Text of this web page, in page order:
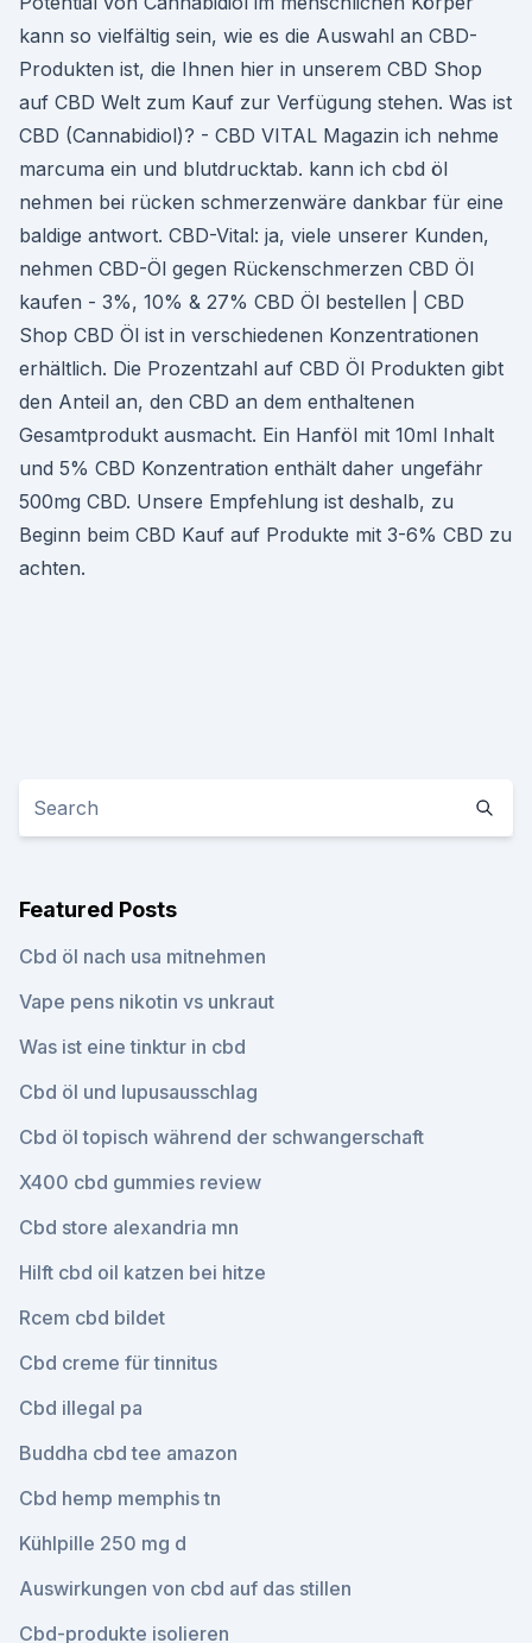
kann so vielfältig sein, wie es die Auswahl an CBD-
Produkten ist, die Ihnen hier in unserem CBD Shop
auf CBD Welt zum Kauf zur Verfügung stehen. Was ist
CBD (Cannabidiol)? - CBD VITAL Magazin ich nehme
marcuma ein und blutdrucktab. kann ich cbd öl
nehmen bei rücken schmerzenwäre dankbar für eine
baldige antwort. CBD-Vital: ja, viele unserer Kunden,
nehmen CBD-Öl gegen Rückenschmerzen CBD Öl
kaufen - 3%, 10% & 27% CBD Öl bestellen | CBD
Shop CBD Öl ist in verschiedenen Konzentrationen
erhältlich. Die Prozentzahl auf CBD Öl Produkten gibt
den Anteil an, den CBD an dem enthaltenen
Gesamtprodukt ausmacht. Ein Hanföl mit 10ml Inhalt
und 5% CBD Konzentration enthält daher ungefähr
500mg CBD. Unsere Empfehlung ist deshalb, zu
Beginn beim CBD Kauf auf Produkte mit 3-6% CBD zu
achten.
Featured Posts
Cbd öl nach usa mitnehmen
Vape pens nikotin vs unkraut
Was ist eine tinktur in cbd
Cbd öl und lupusausschlag
Cbd öl topisch während der schwangerschaft
X400 cbd gummies review
Cbd store alexandria mn
Hilft cbd oil katzen bei hitze
Rcem cbd bildet
Cbd creme für tinnitus
Cbd illegal pa
Buddha cbd tee amazon
Cbd hemp memphis tn
Kühlpille 250 mg d
Auswirkungen von cbd auf das stillen
Cbd-produkte isolieren